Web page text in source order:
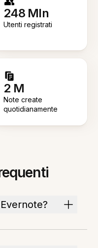
248 Mln
Utenti registrati
2 M
Note create
quotidianamente